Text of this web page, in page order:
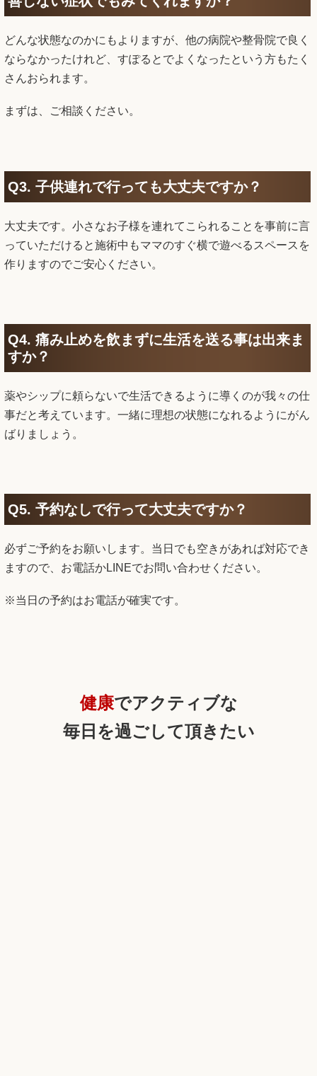
ならなかったけれど、すぽるとでよくなったという方もたく
さんおられます。
まずは、ご相談ください。
大丈夫です。小さなお子様を連れてこられることを事前に言
っていただけると施術中もママのすぐ横で遊べるスペースを
作りますのでご安心ください。
薬やシップに頼らないで生活できるように導くのが我々の仕
事だと考えています。一緒に理想の状態になれるようにがん
ばりましょう。
必ずご予約をお願いします。当日でも空きがあれば対応でき
ますので、お電話かLINEでお問い合わせください。
※当日の予約はお電話が確実です。